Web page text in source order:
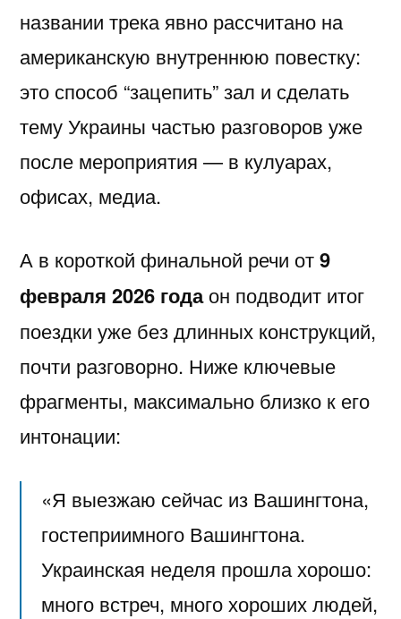
названии трека явно рассчитано на
американскую внутреннюю повестку:
это способ “зацепить” зал и сделать
тему Украины частью разговоров уже
после мероприятия — в кулуарах,
офисах, медиа.
А в короткой финальной речи от9
февраля 2026 годаон подводит итог
поездки уже без длинных конструкций,
почти разговорно. Ниже ключевые
фрагменты, максимально близко к его
интонации:
«Я выезжаю сейчас из Вашингтона,
гостеприимного Вашингтона.
Украинская неделя прошла хорошо:
много встреч, много хороших людей,